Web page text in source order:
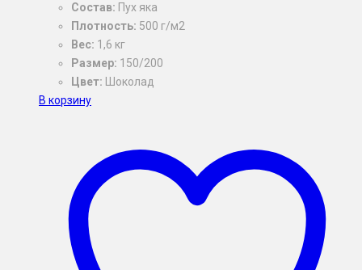
Состав: Пух яка
Плотность: 500 г/м2
Вес: 1,6 кг
Размер: 150/200
Цвет: Шоколад
В корзину